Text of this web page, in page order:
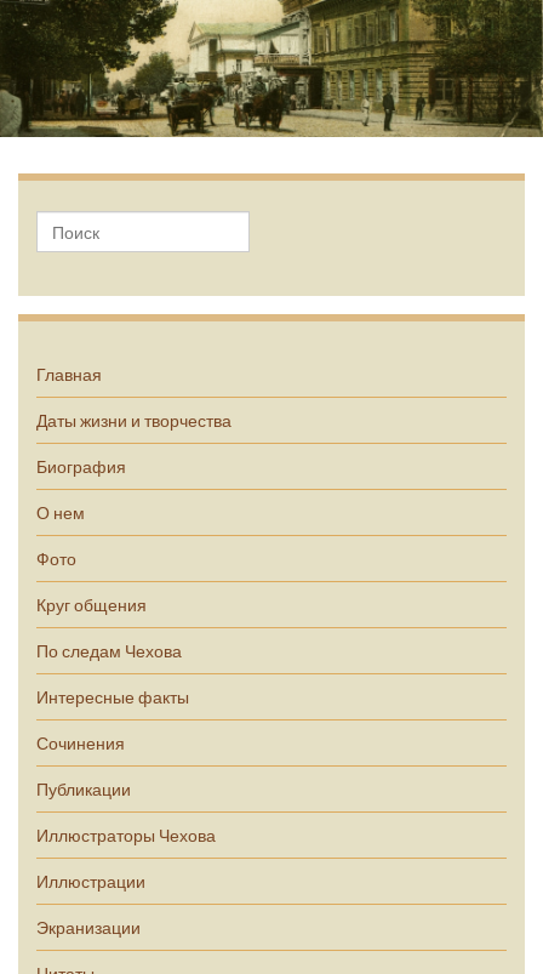
Главная
Даты жизни и творчества
Биография
О нем
Фото
Круг общения
По следам Чехова
Интересные факты
Сочинения
Публикации
Иллюстраторы Чехова
Иллюстрации
Экранизации